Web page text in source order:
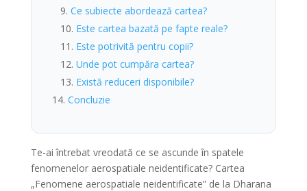
Ce subiecte abordează cartea?
Este cartea bazată pe fapte reale?
Este potrivită pentru copii?
Unde pot cumpăra cartea?
Există reduceri disponibile?
Concluzie
Te-ai întrebat vreodată ce se ascunde în spatele
fenomenelor aerospatiale neidentificate? Cartea
„Fenomene aerospatiale neidentificate” de la Dharana